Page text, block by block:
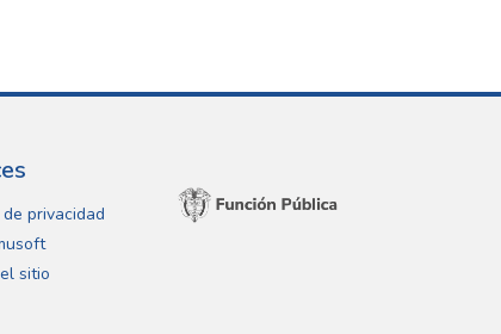
privacidad
sitio